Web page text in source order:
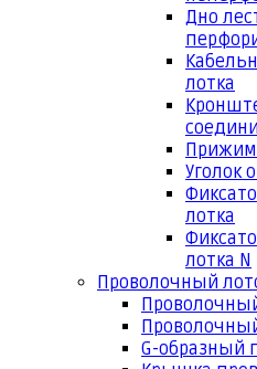
Дно
лотка
Уголок
лотка
лотка N
Проволочный
G-образный